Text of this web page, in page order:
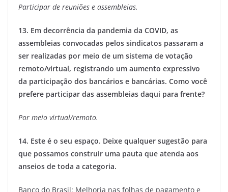
Participar de reuniões e assembleias.
13. Em decorrência da pandemia da COVID, as
assembleias convocadas pelos sindicatos passaram a
ser realizadas por meio de um sistema de votação
remoto/virtual, registrando um aumento expressivo
da participação dos bancários e bancárias. Como você
prefere participar das assembleias daqui para frente?
Por meio virtual/remoto.
14. Este é o seu espaço. Deixe qualquer sugestão para
que possamos construir uma pauta que atenda aos
anseios de toda a categoria.
Banco do Brasil: Melhoria nas folhas de pagamento e